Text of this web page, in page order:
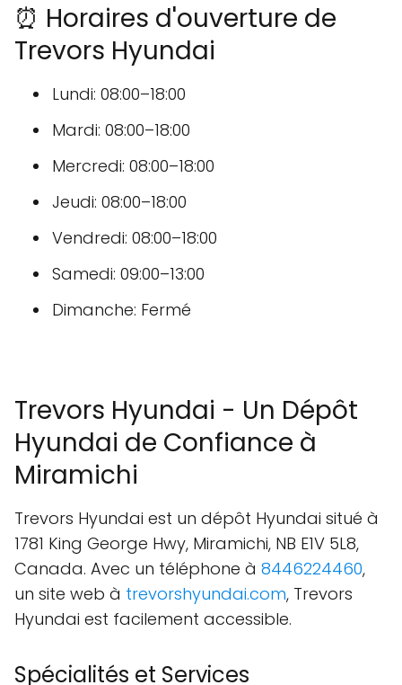
⏰ Horaires d'ouverture de
Trevors Hyundai
Lundi: 08:00–18:00
Mardi: 08:00–18:00
Mercredi: 08:00–18:00
Jeudi: 08:00–18:00
Vendredi: 08:00–18:00
Samedi: 09:00–13:00
Dimanche: Fermé
Trevors Hyundai - Un Dépôt
Hyundai de Confiance à
Miramichi
Trevors Hyundai est un dépôt Hyundai situé à
1781 King George Hwy, Miramichi, NB E1V 5L8,
Canada. Avec un téléphone à 8446224460,
un site web à trevorshyundai.com, Trevors
Hyundai est facilement accessible.
Spécialités et Services